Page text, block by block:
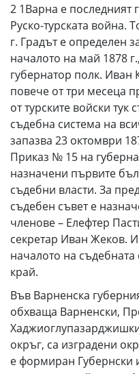
2 1Варна е последният
Руско-турската война.
г. Градът е определен
началото на май 1878
губернатор полк.
повече от три месеца
от турските войски тук
съдебна система на
запазва 23 октомври
Приказ № 15 на
назначени първите
съдебни власти. За
съдебен съвет е
членове – Елефтер
секретар Иван Жеков.
началото на
край.
Във Варненска
обхваща Варненски,
окръг, са изградени
е формиран Губернски